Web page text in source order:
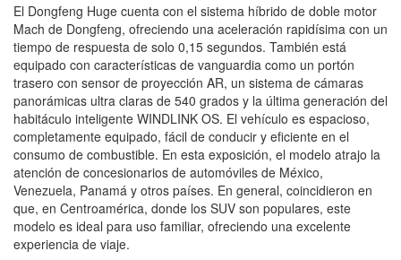
El Dongfeng Huge cuenta con el sistema híbrido de doble motor
Mach de Dongfeng, ofreciendo una aceleración rapidísima con un
tiempo de respuesta de solo 0,15 segundos. También está
equipado con características de vanguardia como un portón
trasero con sensor de proyección AR, un sistema de cámaras
panorámicas ultra claras de 540 grados y la última generación del
habitáculo inteligente WINDLINK OS. El vehículo es espacioso,
completamente equipado, fácil de conducir y eficiente en el
consumo de combustible. En esta exposición, el modelo atrajo la
atención de concesionarios de automóviles de México,
Venezuela, Panamá y otros países. En general, coincidieron en
que, en Centroamérica, donde los SUV son populares, este
modelo es ideal para uso familiar, ofreciendo una excelente
experiencia de viaje.